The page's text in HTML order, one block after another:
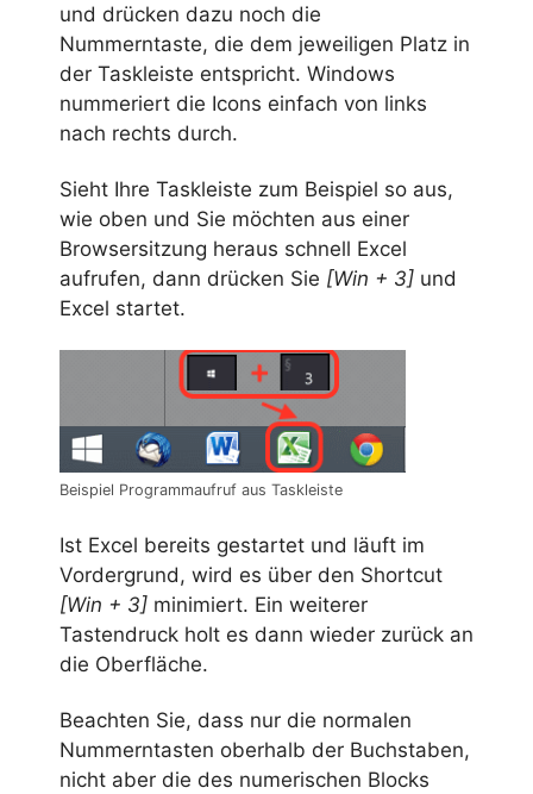
und drücken dazu noch die
Nummerntaste, die dem jeweiligen Platz in
der Taskleiste entspricht. Windows
nummeriert die Icons einfach von links
nach rechts durch.
Sieht Ihre Taskleiste zum Beispiel so aus,
wie oben und Sie möchten aus einer
Browsersitzung heraus schnell Excel
aufrufen, dann drücken Sie [Win + 3] und
Excel startet.
Beispiel Programmaufruf aus Taskleiste
Ist Excel bereits gestartet und läuft im
Vordergrund, wird es über den Shortcut
[Win + 3] minimiert. Ein weiterer
Tastendruck holt es dann wieder zurück an
die Oberfläche.
Beachten Sie, dass nur die normalen
Nummerntasten oberhalb der Buchstaben,
nicht aber die des numerischen Blocks